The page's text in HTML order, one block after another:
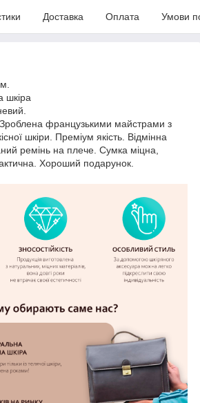
Доставка Оплата Умови
шкіра
французькими майстрами з
шкіри. Преміум якість. Відмінна
ремінь на плече. Сумка міцна,
Хороший подарунок.